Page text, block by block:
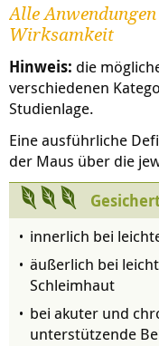
Alle
Wirksamkeit
Hinweis: die
verschiedenen
Studienlage.
Eine ausführliche
der Maus über die
innerlich bei
äußerlich bei
Schleimhaut
bei akuter und
unterstützende